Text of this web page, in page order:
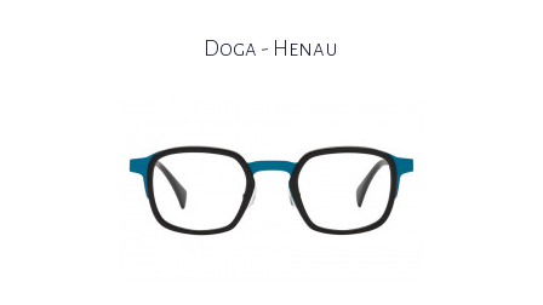
Doga - Henau